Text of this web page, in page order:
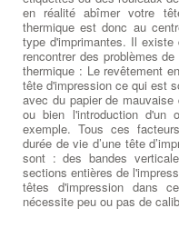
en réalité abîmer votre
thermique est donc au
type d'imprimantes. Il
rencontrer des problèmes
thermique : Le revêtement
tête d'impression ce qui est
avec du papier de
ou bien l'introduction d'un
exemple. Tous ces
durée de vie d’une tête
sont : des bandes
sections entières de
têtes d'impression dans
nécessite peu ou pas de